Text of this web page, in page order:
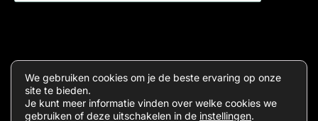
Algemene voorwaardenPrivacy
We gebruiken cookies om je de beste ervaring op onze
site te bieden.
Je kunt meer informatie vinden over welke cookies we
gebruiken of deze uitschakelen in de instellingen.